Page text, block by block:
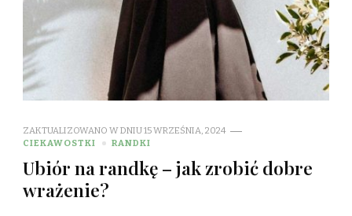
ZAKTUALIZOWANO W DNIU15 WRZEŚNIA, 2024
CIEKAWOSTKI
RANDKI
Ubiór na randkę – jak zrobić dobre
wrażenie?